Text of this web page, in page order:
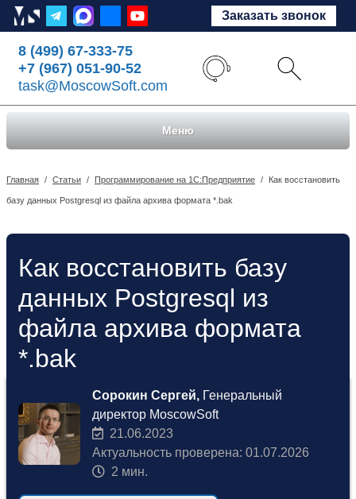
Заказать звонок
8 (499) 67-333-75
+7 (967) 051-90-52
task@MoscowSoft.com
Меню
Главная / Статьи / Программирование на 1С:Предприятие / Как восстановить
базу данных Postgresql из файла архива формата *.bak
Как восстановить базу
данных Postgresql из
файла архива формата
*.bak
Сорокин Сергей, Генеральный
директор MoscowSoft
21.06.2023
Актуальность проверена: 01.07.2026
2 мин.